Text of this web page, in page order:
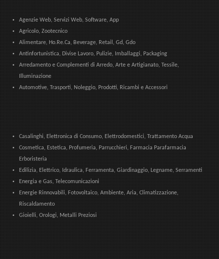
Agenzie Web, Servizi Web, Software, App
Agricolo, Zootecnico
Alimentare, Ho.Re.Ca, Beverage, Retail, Gd, Gdo
Antinfortunistica, Divise Lavoro, Pulizie, Imballaggi, Packaging
Arredamento e Complementi di Arredo, Arte e Artigianato, Tessile,
Illuminazione
Automotive, Trasporti, Noleggio, Prodotti, Ricambi e Accessori
Casalinghi, Elettronica di Consumo, Elettrodomestici, Trattamento Acqua
Cosmetica, Estetica, Profumeria, Parrucchieri, Farmacia Parafarmacia
Erboristeria
Edilizia, Elettrico, Idraulica, Ferramenta, Giardinaggio, Legname, Serramenti
Energia e Gas, Telecomunicazioni
Energie Rinnovabili, Fotovoltaico, Ambiente, Aria, Climatizzazione,
Riscaldamento
Gioielli, Orologi, Metalli Preziosi